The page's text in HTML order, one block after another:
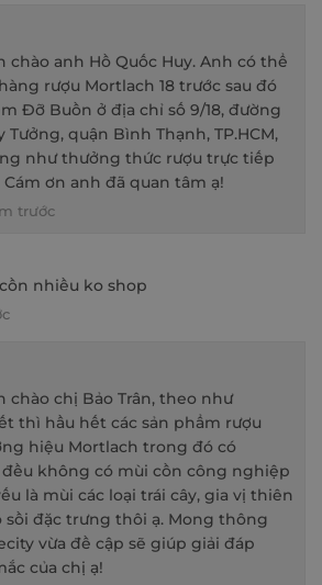
chào anh Hồ Quốc Huy. Anh có thể
rượu Mortlach 18 trước sau đó
Đỡ Buồn ở địa chỉ số 9/18, đường
Tưởng, quận Bình Thạnh, TP.HCM,
như thưởng thức rượu trực tiếp
ơn anh đã quan tâm ạ!
trước
nhiều ko shop
chào chị Bảo Trân, theo như
thì hầu hết các sản phẩm rượu
hiệu Mortlach trong đó có
đều không có mùi cồn công nghiệp
là mùi các loại trái cây, gia vị thiên
sồi đặc trưng thôi ạ. Mong thông
vừa đề cập sẽ giúp giải đáp
của chị ạ!